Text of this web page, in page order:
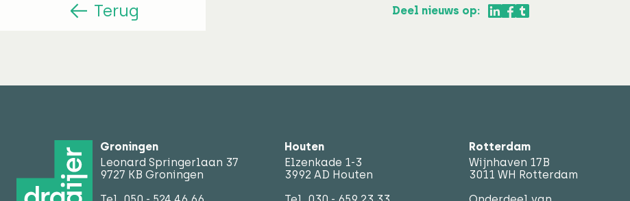
Terug Deel nieuws op: Delen via LinkedIn
Delen via Facebook
Delen via Twitter
Groningen
Leonard Springerlaan 37
9727 KB Groningen
Houten
Elzenkade 1-3
3992 AD Houten
Rotterdam
Wijnhaven 17B
3011 WH Rotterdam